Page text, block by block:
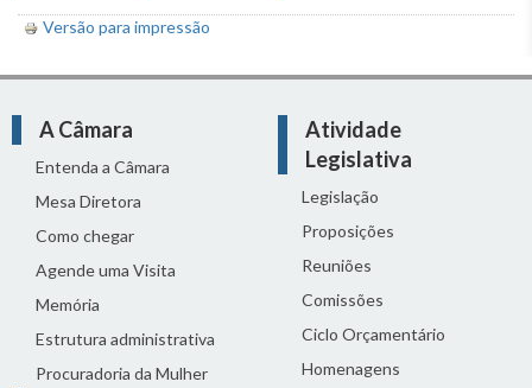
Versão para impressão
A Câmara
Entenda a Câmara
Mesa Diretora
Como chegar
Agende uma Visita
Memória
Estrutura administrativa
Procuradoria da Mulher
Atividade
Legislativa
Legislação
Proposições
Reuniões
Comissões
Ciclo Orçamentário
Homenagens